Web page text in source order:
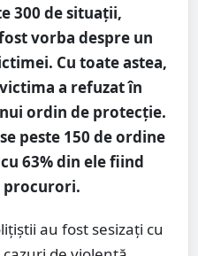
300 de situații,
vorba despre un
Cu toate astea,
a refuzat în
ordin de protecție.
peste 150 de ordine
63% din ele fiind
procurori.
au fost sesizați cu